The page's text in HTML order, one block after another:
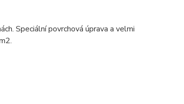
Speciální povrchová úprava a velmi